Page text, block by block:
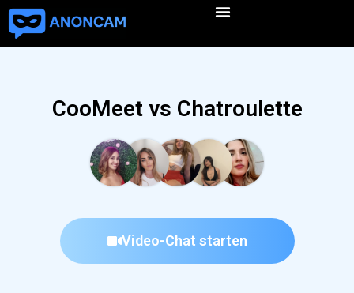
CooMeet vs Chatroulette
Video-Chat starten